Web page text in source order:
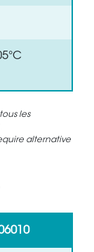
les
alternative